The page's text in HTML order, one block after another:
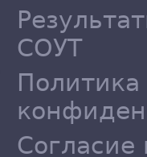
СОУТ
Политика
Согласие